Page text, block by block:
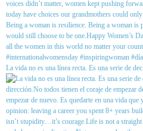
La vida no es una línea recta. Es una serie de dec